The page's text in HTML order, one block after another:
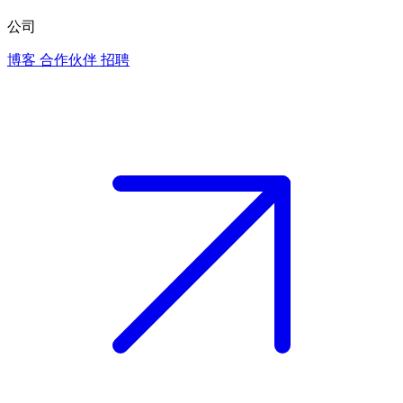
公司
博客 合作伙伴 招聘